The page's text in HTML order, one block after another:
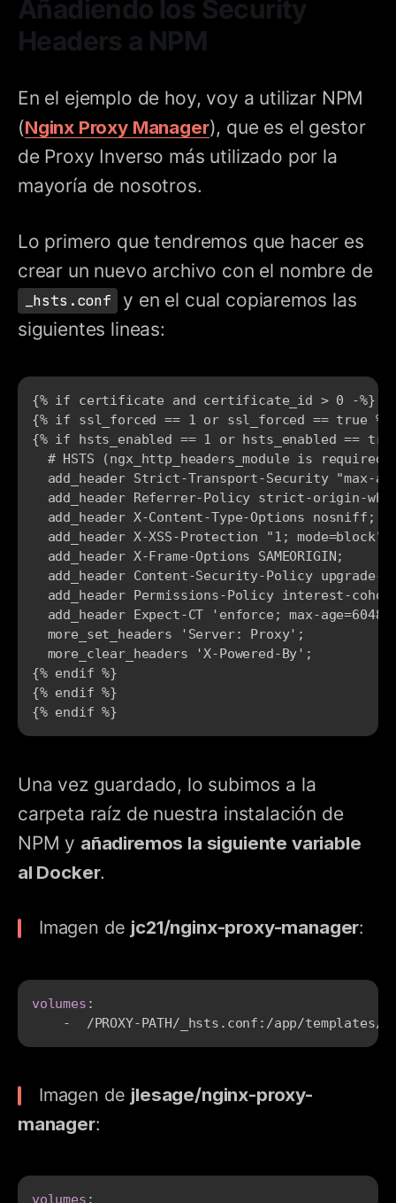
Añadiendo los Security
Headers a NPM
En el ejemplo de hoy, voy a utilizar NPM
(Nginx Proxy Manager), que es el gestor
de Proxy Inverso más utilizado por la
mayoría de nosotros.
Lo primero que tendremos que hacer es
crear un nuevo archivo con el nombre de
_hsts.conf
y en el cual copiaremos las
siguientes lineas:
{% if certificate and certificate_id > 0 -%}
{% if ssl_forced == 1 or ssl_forced == true %}
{% if hsts_enabled == 1 or hsts_enabled ==
# HSTS (ngx_http_headers_module is
add_header Strict-Transport-Security "max-
add_header Referrer-Policy strict-origin-
  add_header X-Content-Type-Options nosniff;
  add_header X-XSS-Protection "1; mode=block";
  add_header X-Frame-Options SAMEORIGIN;
add_header Content-Security-Policy upgrade-
add_header Permissions-Policy interest-
add_header Expect-CT 'enforce; max-
  more_set_headers 'Server: Proxy';
  more_clear_headers 'X-Powered-By';
{% endif %}
{% endif %}
{% endif %}
Una vez guardado, lo subimos a la
carpeta raíz de nuestra instalación de
NPM y añadiremos la siguiente variable
al Docker.
Imagen de jc21/nginx-proxy-manager:
volumes :
-
  /PROXY
-PATH/_hsts.conf : /app/templates/
Imagen de jlesage/nginx-proxy-
manager:
volumes :